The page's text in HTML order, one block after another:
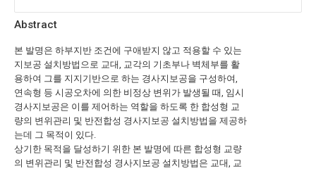
Abstract
본 발명은 하부지반 조건에 구애받지 않고 적용할 수 있는
지보공 설치방법으로 교대, 교각의 기초부나 벽체부를 활
용하여 그를 지지기반으로 하는 경사지보공을 구성하여,
연속형 등 시공오차에 의한 비정상 변위가 발생될 때, 임시
경사지보공은 이를 제어하는 역할을 하도록 한 합성형 교
량의 변위관리 및 반전합성 경사지보공 설치방법을 제공하
는데 그 목적이 있다.
상기한 목적을 달성하기 위한 본 발명에 따른 합성형 교량
의 변위관리 및 반전합성 경사지보공 설치방법은 교대, 교